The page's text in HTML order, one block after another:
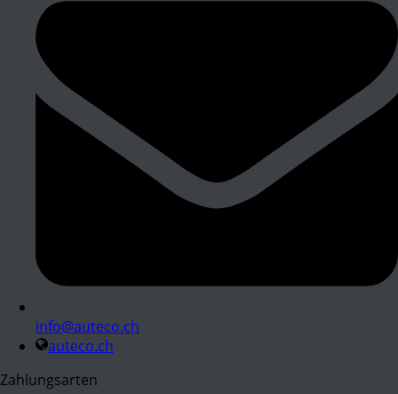
info@auteco.ch
auteco.ch
Zahlungsarten